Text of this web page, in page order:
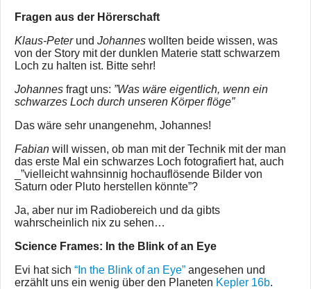
Fragen aus der Hörerschaft
Klaus-Peterund Johannes wollten beide wissen, was
von der Story mit der dunklen Materie statt schwarzem
Loch zu halten ist. Bitte sehr!
Johannes fragt uns: ”Was wäre eigentlich, wenn ein
schwarzes Loch durch unseren Körper flöge”
Das wäre sehr unangenehm, Johannes!
Fabian will wissen, ob man mit der Technik mit der man
das erste Mal ein schwarzes Loch fotografiert hat, auch
_”vielleicht wahnsinnig hochauflösende Bilder von
Saturn oder Pluto herstellen könnte”?
Ja, aber nur im Radiobereich und da gibts
wahrscheinlich nix zu sehen…
Science Frames: In the Blink of an Eye
Evi hat sich “In the Blink of an Eye” angesehen und
erzählt uns ein wenig über den Planeten Kepler 16b.